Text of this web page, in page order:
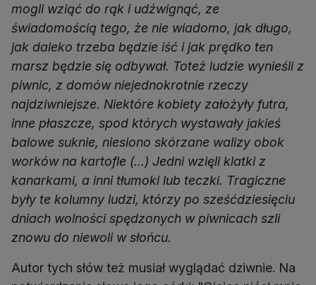
mogli wziąć do rąk i udźwignąć, ze
świadomością tego, że nie wiadomo, jak długo,
jak daleko trzeba będzie iść i jak prędko ten
marsz będzie się odbywał. Toteż ludzie wynieśli z
piwnic, z domów niejednokrotnie rzeczy
najdziwniejsze. Niektóre kobiety założyły futra,
inne płaszcze, spod których wystawały jakieś
balowe suknie, niesiono skórzane walizy obok
worków na kartofle (…) Jedni wzięli klatki z
kanarkami, a inni tłumoki lub teczki. Tragiczne
były te kolumny ludzi, którzy po sześćdziesięciu
dniach wolności spędzonych w piwnicach szli
znowu do niewoli w słońcu.
Autor tych słów też musiał wyglądać dziwnie. Na